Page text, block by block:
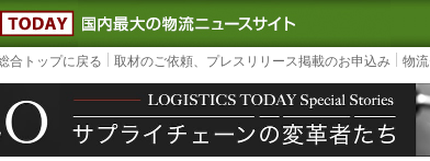
LOGISTICS TODAY｜国内最大の物流ニュー
合トップに戻る 取材のご依頼、プレスリリース掲載のお申込み 物